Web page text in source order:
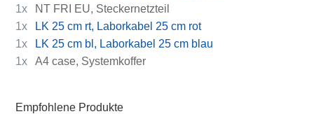
1x
NT FRI EU, Steckernetzteil
1x
LK 25 cm rt, Laborkabel 25 cm rot
1x
LK 25 cm bl, Laborkabel 25 cm blau
1x
A4 case, Systemkoffer
Empfohlene Produkte